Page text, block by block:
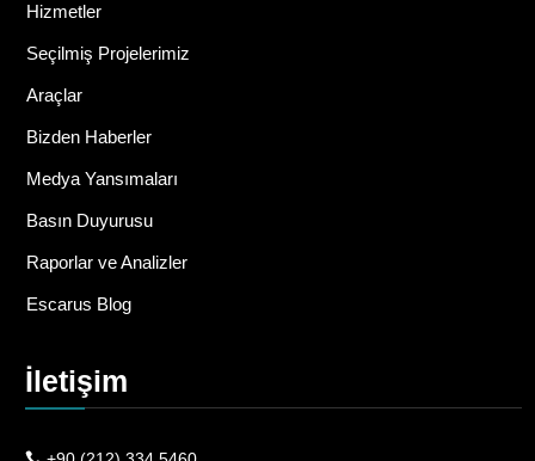
Hizmetler
Seçilmiş Projelerimiz
Araçlar
Bizden Haberler
Medya Yansımaları
Basın Duyurusu
Raporlar ve Analizler
Escarus Blog
İletişim